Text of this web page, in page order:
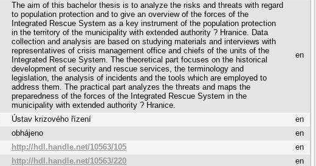
The aim of this bachelor thesis is to analyze the risks and threats with regard
to population protection and to give an overview of the forces of the
Integrated Rescue System as a key instrument of the population protection
in the territory of the municipality with extended authority ? Hranice. Data
collection and analysis are based on studying materials and interviews with
representatives of crisis management office and chiefs of the units of the
Integrated Rescue System. The theoretical part focuses on the historical
development of security and rescue services, the terminology and
legislation, the analysis of incidents and the tools which are employed to
address them. The practical part analyzes the threats and maps the
preparedness of the forces of the Integrated Rescue System in the
municipality with extended authority ? Hranice.
en
Ústav krizového řízení
en
obhájeno
en
http://hdl.handle.net/10563/105
en
http://hdl.handle.net/10563/220
en